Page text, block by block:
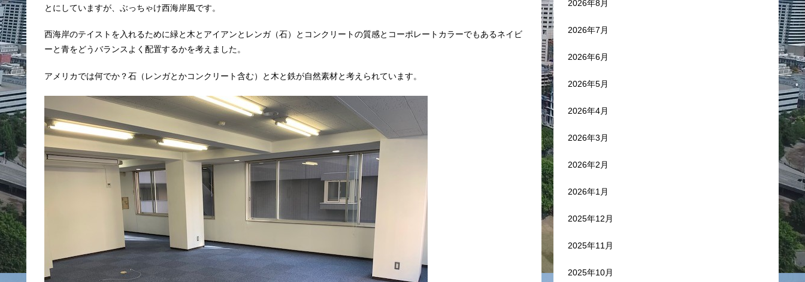
とにしていますが、ぶっちゃけ西海岸風です。
西海岸のテイストを入れるために緑と木とアイアンとレンガ（石）とコンクリートの質感とコーポレートカラーでもあるネイビ
ーと青をどうバランスよく配置するかを考えました。
アメリカでは何でか？石（レンガとかコンクリート含む）と木と鉄が自然素材と考えられています。
2026年8月
2026年7月
2026年6月
2026年5月
2026年4月
2026年3月
2026年2月
2026年1月
2025年12月
2025年11月
2025年10月